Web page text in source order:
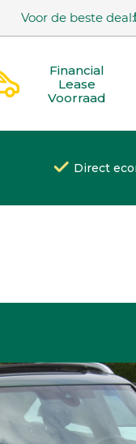
Voor de beste deal:
Financial
Lease
Voorraad
Direct